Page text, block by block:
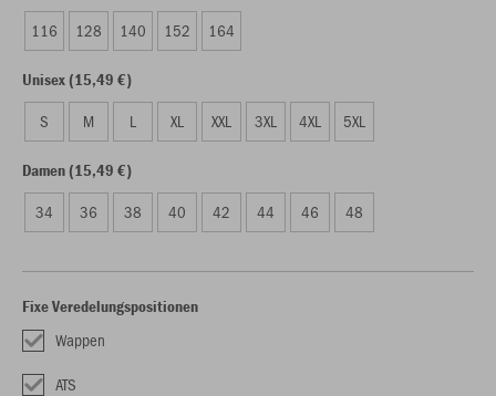
116 128 140 152 164
Unisex (15,49 €)
S M L XL XXL 3XL 4XL 5XL
Damen (15,49 €)
34 36 38 40 42 44 46 48
Fixe Veredelungspositionen
Wappen
ATS